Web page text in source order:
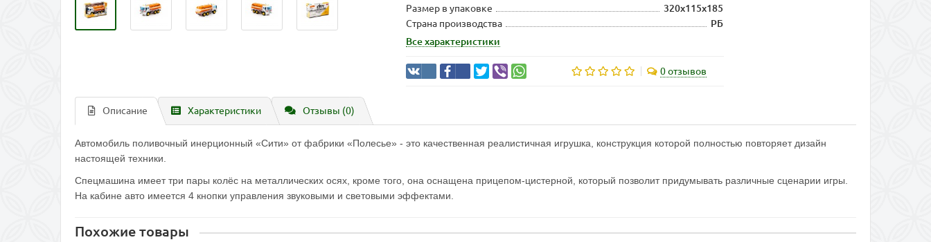
Размер в упаковке
320х115х185
Страна производства
РБ
Все характеристики
0 отзывов
Описание Характеристики Отзывы (0)
Автомобиль поливочный инерционный «Сити» от фабрики «Полесье» - это качественная реалистичная игрушка, конструкция которой полностью повторяет дизайн
настоящей техники.
Спецмашина имеет три пары колёс на металлических осях, кроме того, она оснащена прицепом-цистерной, который позволит придумывать различные сценарии игры.
На кабине авто имеется 4 кнопки управления звуковыми и световыми эффектами.
Похожие товары